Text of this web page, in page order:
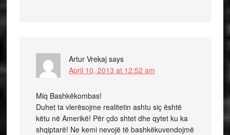
Artur Vrekaj says
April 10, 2013 at 12:52 am
Miq Bashkëkombas!
Duhet ta vlerësojme realitetin ashtu siç është
këtu në Amerikë! Për çdo shtet dhe qytet ku ka
shqiptarë! Ne kemi nevojë të bashkëkuvendojmë